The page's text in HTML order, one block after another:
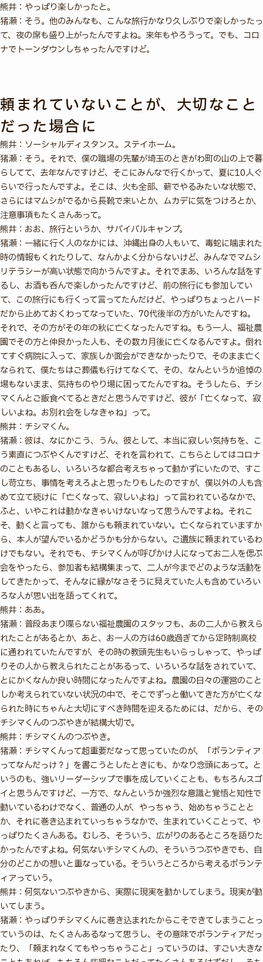
熊井：やっぱり楽しかったと。
猪瀬：そう。他のみんなも、こんな旅行かなり久しぶりで楽しかったっ
て、夜の席も盛り上がったんですよね。来年もやろうって。でも、コロ
ナでトーンダウンしちゃったんですけど。
頼まれていないことが、大切なこと
だった場合に
熊井：ソーシャルディスタンス。ステイホーム。
猪瀬：そう。それで、僕の職場の先輩が埼玉のときがわ町の山の上で暮
らしてて、去年なんですけど、そこにみんなで行くかって、夏に10人ぐ
らいで行ったんですよ。そこは、火も全部、薪でやるみたいな状態で、
さらにはマムシがでるから長靴で来いとか、ムカデに気をつけろとか、
注意事項もたくさんあって。
熊井：おお、旅行というか、サバイバルキャンプ。
猪瀬：一緒に行く人のなかには、沖縄出身の人もいて、毒蛇に噛まれた
時の情報もくれたりして、なんかよく分からないけど、みんなでマムシ
リテラシーが高い状態で向かうんですよ。それでまあ、いろんな話をす
るし、お酒も呑んで楽しかったんですけど、前の旅行にも参加してい
て、この旅行にも行くって言ってたんだけど、やっぱりちょっとハード
だから止めておくわってなっていた、70代後半の方がいたんですね。
それで、その方がその年の秋に亡くなったんですね。もう一人、福祉農
園でその方と仲良かった人も、その数カ月後に亡くなるんですよ。倒れ
てすぐ病院に入って、家族しか面会ができなかったりで、そのまま亡く
なられて、僕たちはご葬儀も行けてなくて、その、なんというか追悼の
場もないまま、気持ちのやり場に困ってたんですね。そうしたら、チシ
マくんとご飯食べてるときだと思うんですけど、彼が「亡くなって、寂
しいよね。お別れ会をしなきゃね」って。
熊井：チシマくん。
猪瀬：彼は、なにかこう、うん、彼として、本当に寂しい気持ちを、こ
う素直につぶやくんですけど、それを言われて、こちらとしてはコロナ
のこともあるし、いろいろな都合考えちゃって動かずにいたので、すこ
し苛立ち、事情を考えろよと思ったりもしたのですが、僕以外の人も含
めて立て続けに「亡くなって、寂しいよね」って言われているなかで、
ふと、いやこれは動かなきゃいけないなって思うんですよね。それこ
そ、動くと言っても、誰からも頼まれていない。亡くなられていますか
ら、本人が望んでいるかどうかも分からない。ご遺族に頼まれているわ
けでもない。それでも、チシマくんが呼びかけ人になってお二人を偲ぶ
会をやったら、参加者も結構集まって、二人が今までどのような活動を
してきたかって、そんなに縁がなさそうに見えていた人も含めていろい
ろな人が思い出を語ってくれて。
熊井：ああ。
猪瀬：普段あまり喋らない福祉農園のスタッフも、あの二人から教えら
れたことがあるとか、あと、お一人の方は60歳過ぎてから定時制高校
に通われていたんですが、その時の教頭先生もいらっしゃって、やっぱ
りその人から教えられたことがあるって、いろいろな話をされていて、
とにかくなんか良い時間になったんですよね。農園の日々の運営のこと
しか考えられていない状況の中で、そこでずっと働いてきた方が亡くな
られた時にちゃんと大切にすべき時間を迎えるためには、だから、その
チシマくんのつぶやきが結構大切で。
熊井：チシマくんのつぶやき。
猪瀬：チシマくんって超重要だなって思っていたのが、「ボランティア
ってなんだっけ？」を書こうとしたときにも、かなり念頭にあって。と
いうのも、強いリーダーシップで事を成していくことも、もちろんスゴ
イと思うんですけど、一方で、なんというか強烈な意識と覚悟と知性で
動いているわけでなく、普通の人が、やっちゃう、始めちゃうことと
か、それに巻き込まれていっちゃうなかで、生まれていくことって、や
っぱりたくさんある。むしろ、そういう、広がりのあるところを語りた
かったんですよね。何気ないチシマくんの、そういうつぶやきでも、自
分のどこかの想いと重なっている。そういうところから考えるボランテ
ィアっていう。
熊井：何気ないつぶやきから、実際に現実を動かしてしまう。現実が動
いてしまう。
猪瀬：やっぱりチシマくんに巻き込まれたからこそできてしまうことっ
ていうのは、たくさんあるなって思うし、その意味でボランティアだっ
たり、「頼まれなくてもやっちゃうこと」っていうのは、すごい大きな